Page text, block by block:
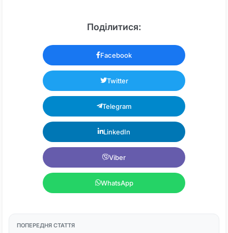
Поділитися:
Facebook
Twitter
Telegram
LinkedIn
Viber
WhatsApp
ПОПЕРЕДНЯ СТАТТЯ